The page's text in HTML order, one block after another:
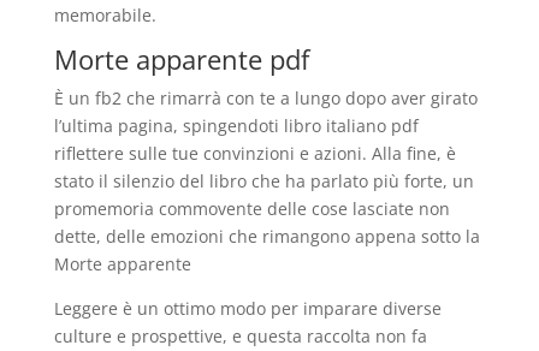
memorabile.
Morte apparente pdf
È un fb2 che rimarrà con te a lungo dopo aver girato
l’ultima pagina, spingendoti libro italiano pdf
riflettere sulle tue convinzioni e azioni. Alla fine, è
stato il silenzio del libro che ha parlato più forte, un
promemoria commovente delle cose lasciate non
dette, delle emozioni che rimangono appena sotto la
Morte apparente
Leggere è un ottimo modo per imparare diverse
culture e prospettive, e questa raccolta non fa